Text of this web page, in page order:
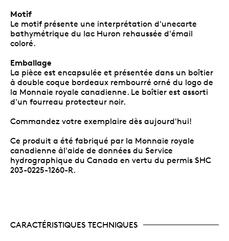
Motif
Le motif présente une interprétation d'unecarte
bathymétrique du lac Huron rehaussée d'émail
coloré.
Emballage
La pièce est encapsulée et présentée dans un boîtier
à double coque bordeaux rembourré orné du logo de
la Monnaie royale canadienne. Le boîtier est assorti
d'un fourreau protecteur noir.
Commandez votre exemplaire dès aujourd'hui!
Ce produit a été fabriqué par la Monnaie royale
canadienne àl'aide de données du Service
hydrographique du Canada en vertu du permis SHC
203-0225-1260-R.
CARACTÉRISTIQUES TECHNIQUES